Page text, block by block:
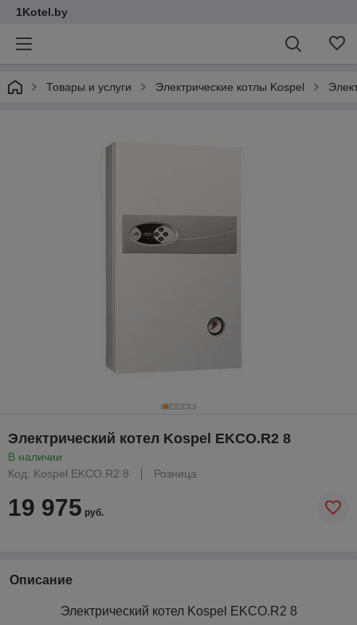
1Kotel.by
Товары и услуги Электрические котлы Kospel
Электрический котел Kospel EKCO.R2 8
В наличии
Код: Kospel EKCO.R2 8
Розница
19 975 руб.
Описание
Электрический котел Kospel EKCO.R2 8